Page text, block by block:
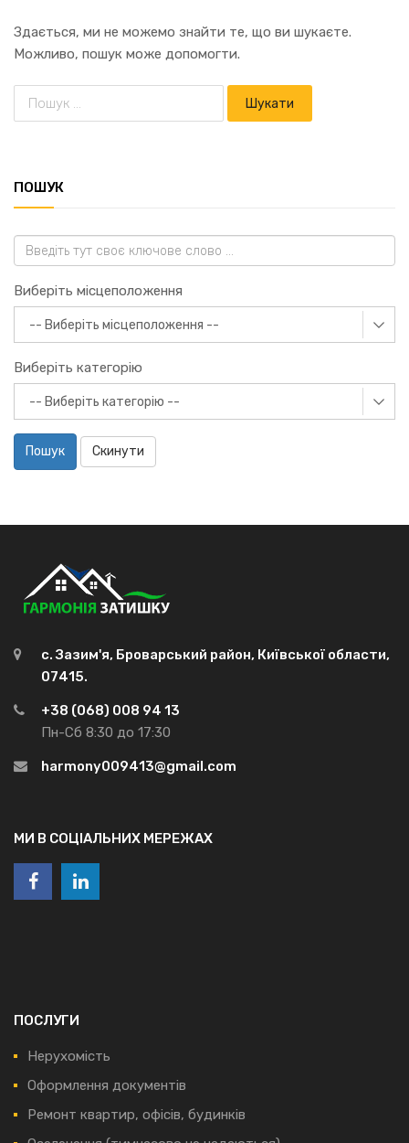
Здається, ми не можемо знайти те, що ви шукаєте.
Можливо, пошук може допомогти.
ПОШУК
Виберіть місцеположення
Виберіть категорію
Пошук Скинути
с. Зазим'я, Броварський район, Київської области,
07415.
+38 (068) 008 94 13
Пн-Сб 8:30 до 17:30
harmony009413@gmail.com
МИ В СОЦІАЛЬНИХ МЕРЕЖАХ
ПОСЛУГИ
Нерухомість
Оформлення документів
Ремонт квартир, офісів, будинків